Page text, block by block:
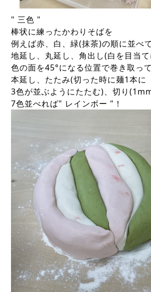
" 三色 "
棒状に練ったかわりそばを
例えば赤、白、緑(抹茶)の順に並べて
地延し、丸延し、角出し(白を目当て
色の面を45°になる位置で巻き取って
本延し、たたみ(切った時に麺1本に
3色が並ぶようにたたむ)、切り
7色並べれば" レインボー "！